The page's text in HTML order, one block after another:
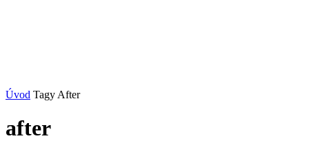
Úvod Tagy After
after